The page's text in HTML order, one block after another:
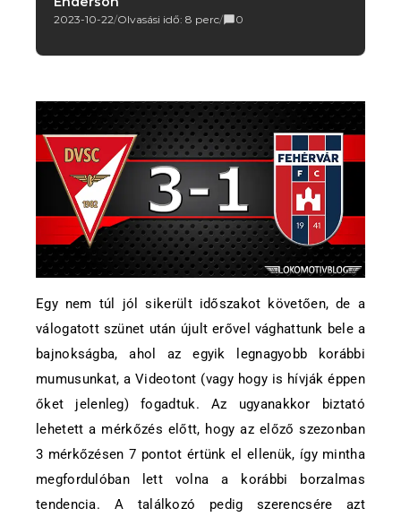
2023-10-22/Olvasási idő: 8 perc/ 0
Egy nem túl jól sikerült időszakot követően, de a
válogatott szünet után újult erővel vághattunk bele a
bajnokságba, ahol az egyik legnagyobb korábbi
mumusunkat, a Videotont (vagy hogy is hívják éppen
őket jelenleg) fogadtuk. Az ugyanakkor biztató
lehetett a mérkőzés előtt, hogy az előző szezonban
3 mérkőzésen 7 pontot értünk el ellenük, így mintha
megfordulóban lett volna a korábbi borzalmas
tendencia. A találkozó pedig szerencsére azt